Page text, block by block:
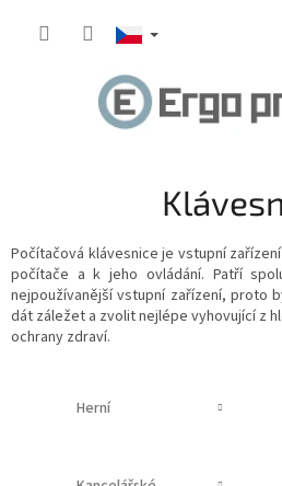
Počítačová klávesnice je vstupní
počítače a k jeho ovládání. Patří
nejpoužívanější vstupní zařízení, proto
dát záležet a zvolit nejlépe vyhovující z
ochrany zdraví.
Herní